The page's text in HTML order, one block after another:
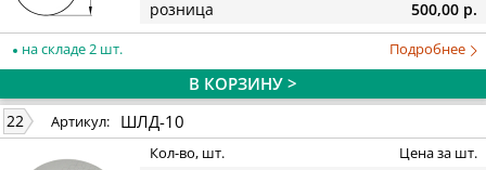
розница
500,00 р.
на складе 2 шт. Подробнее
В КОРЗИНУ >
22 Артикул: ШЛД-10
Кол-во, шт. Цена за шт.